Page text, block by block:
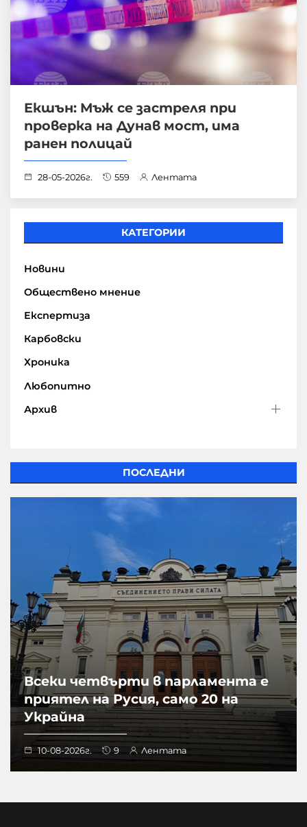
Екшън: Мъж се застреля при
проверка на Дунав мост, има
ранен полицай
28-05-2026г. 559 Лентата
КАТЕГОРИИ
Новини
Обществено мнение
Експертиза
Карбовски
Хроника
Любопитно
Архив
ПОСЛЕДНИ
Всеки четвърти в парламента е
приятел на Русия, само 20 на
Украйна
10-08-2026г. 9 Лентата